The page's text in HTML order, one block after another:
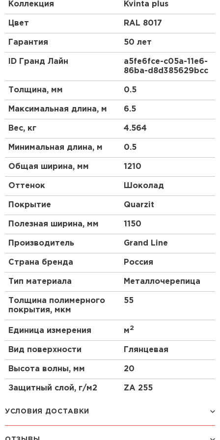
аналогов повышенной прочностью и элегантным
ширины, по сравнению с другими профилями,
металлочерепица Kvinta (стала Kvinta plus)
является более экономичной.
Коллекция Kvinta plus
Цвет RAL 8017
Гарантия 50 лет
ID Гранд Лайн
a5fe6fce-c05a-11e6-
86ba-d8d385629bcc
Толщина, мм 0.5
Максимальная длина, м 6.5
Вес, кг 4.564
Минимальная длина, м 0.5
Общая ширина, мм 1210
Оттенок Шоколад
Покрытие Quarzit
Полезная ширина, мм 1150
Производитель Grand Line
Страна бренда Россия
Тип материала Металлочерепица
Толщина полимерного
покрытия, мкм
55
Единица измерения м2
Вид поверхности Глянцевая
Высота волны, мм 20
Защитный слой, г/м2 ZA 255
УСЛОВИЯ ДОСТАВКИ